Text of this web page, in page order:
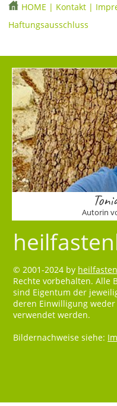
HOME | Kontakt |
Haftungsausschluss
Autorin
© 2001-2024 by
Rechte vorbehalten. Alle
sind Eigentum der
deren Einwilligung
verwendet werden.
Bildernachweise siehe: